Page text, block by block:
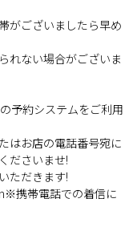
がございましたら早め
れない場合がございま
予約システムをご利用
はお店の電話番号宛に
ださいませ!
ただきます!
携帯電話での着信に